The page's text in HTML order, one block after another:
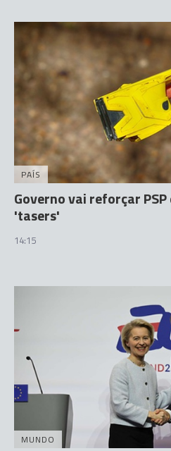
PAÍS
Governo vai reforçar PSP
'tasers'
14:15
MUNDO